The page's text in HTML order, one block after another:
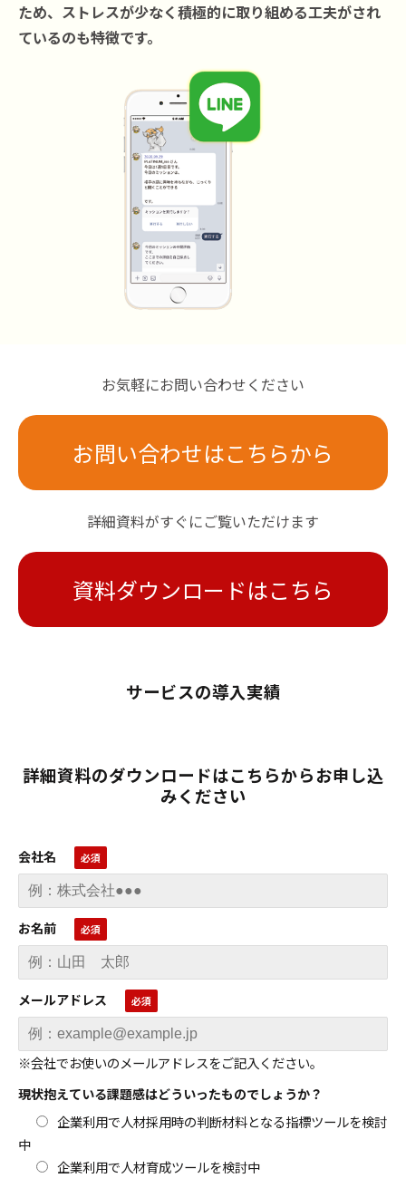
ため、ストレスが少なく積極的に取り組める工夫がされ
ているのも特徴です。
お気軽にお問い合わせください
お問い合わせはこちらから
詳細資料がすぐにご覧いただけます
資料ダウンロードはこちら
サービスの導入実績
詳細資料のダウンロードはこちらからお申し込
みください
会社名
お名前
メールアドレス
※会社でお使いのメールアドレスをご記入ください。
現状抱えている課題感はどういったものでしょうか？
企業利用で人材採用時の判断材料となる指標ツールを検討
中
企業利用で人材育成ツールを検討中